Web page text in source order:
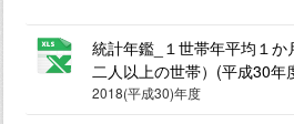
統計年鑑_１世帯年平均１か
二人以上の世帯）(平成30年
2018(平成30)年度